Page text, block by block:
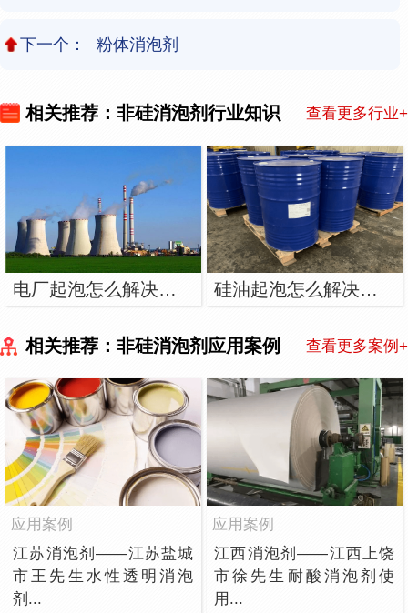
下一个： 粉体消泡剂
相关推荐：非硅消泡剂行业知识 查看更多行业+
电厂起泡怎么解决？用电厂消泡剂 硅油起泡怎么解决？用硅油消泡剂
相关推荐：非硅消泡剂应用案例 查看更多案例+
应用案例
江苏消泡剂——江苏盐城
市王先生水性透明消泡
剂...
应用案例
江西消泡剂——江西上饶
市徐先生耐酸消泡剂使
用...